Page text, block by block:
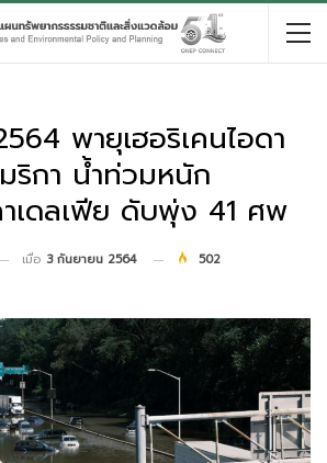
พายุเฮอริเคนไอดา
ริกา น้ำท่วมหนัก
เดลเฟีย ดับพุ่ง 41 ศพ
เมื่อ 3 กันยายน 2564 502